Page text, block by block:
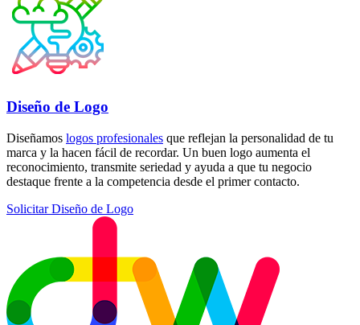
Diseño de Logo
Diseñamos logos profesionales que reflejan la personalidad de tu
marca y la hacen fácil de recordar. Un buen logo aumenta el
reconocimiento, transmite seriedad y ayuda a que tu negocio
destaque frente a la competencia desde el primer contacto.
Solicitar Diseño de Logo